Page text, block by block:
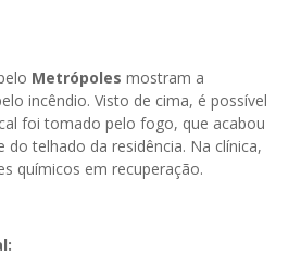
Metrópoles mostram a
incêndio. Visto de cima, é possível
foi tomado pelo fogo, que acabou
do telhado da residência. Na clínica,
químicos em recuperação.